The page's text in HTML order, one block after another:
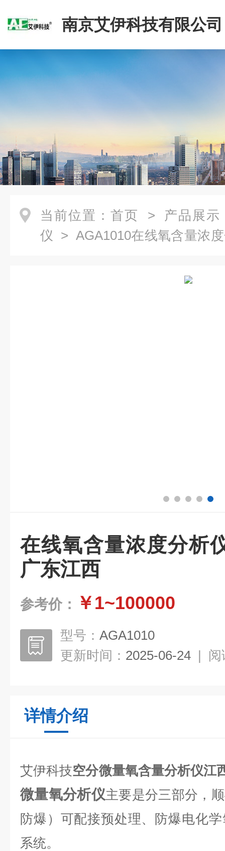
南京艾伊科技有限公司
当前位置： 首页 > 产品展示
仪 > AGA1010在线氧含量浓
在线氧含量浓度分析
广东江西
参考价： ￥1~100000
型号： AGA1010
更新时间： 2025-06-24 | 阅
详情介绍
艾伊科技空分微量氧含量分析仪江
微量氧分析仪主要是分三部分，
防爆）可配接预处理、防爆电化
系统。